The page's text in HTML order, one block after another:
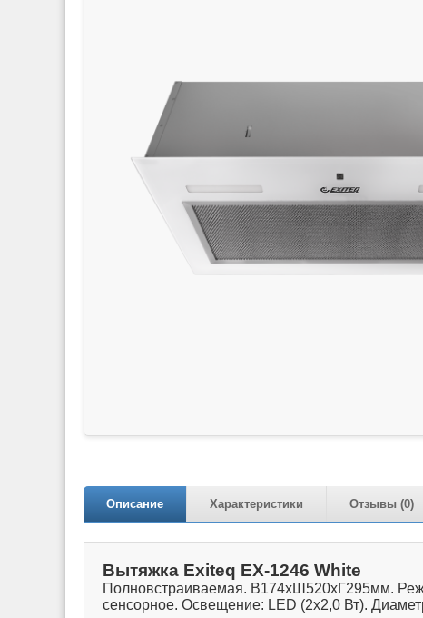
Описание Характеристики Отзывы (0)
Вытяжка Exiteq EX-1246 White
Полновстраиваемая. В174хШ520хГ295мм.
сенсорное. Освещение: LED (2х2,0 Вт).